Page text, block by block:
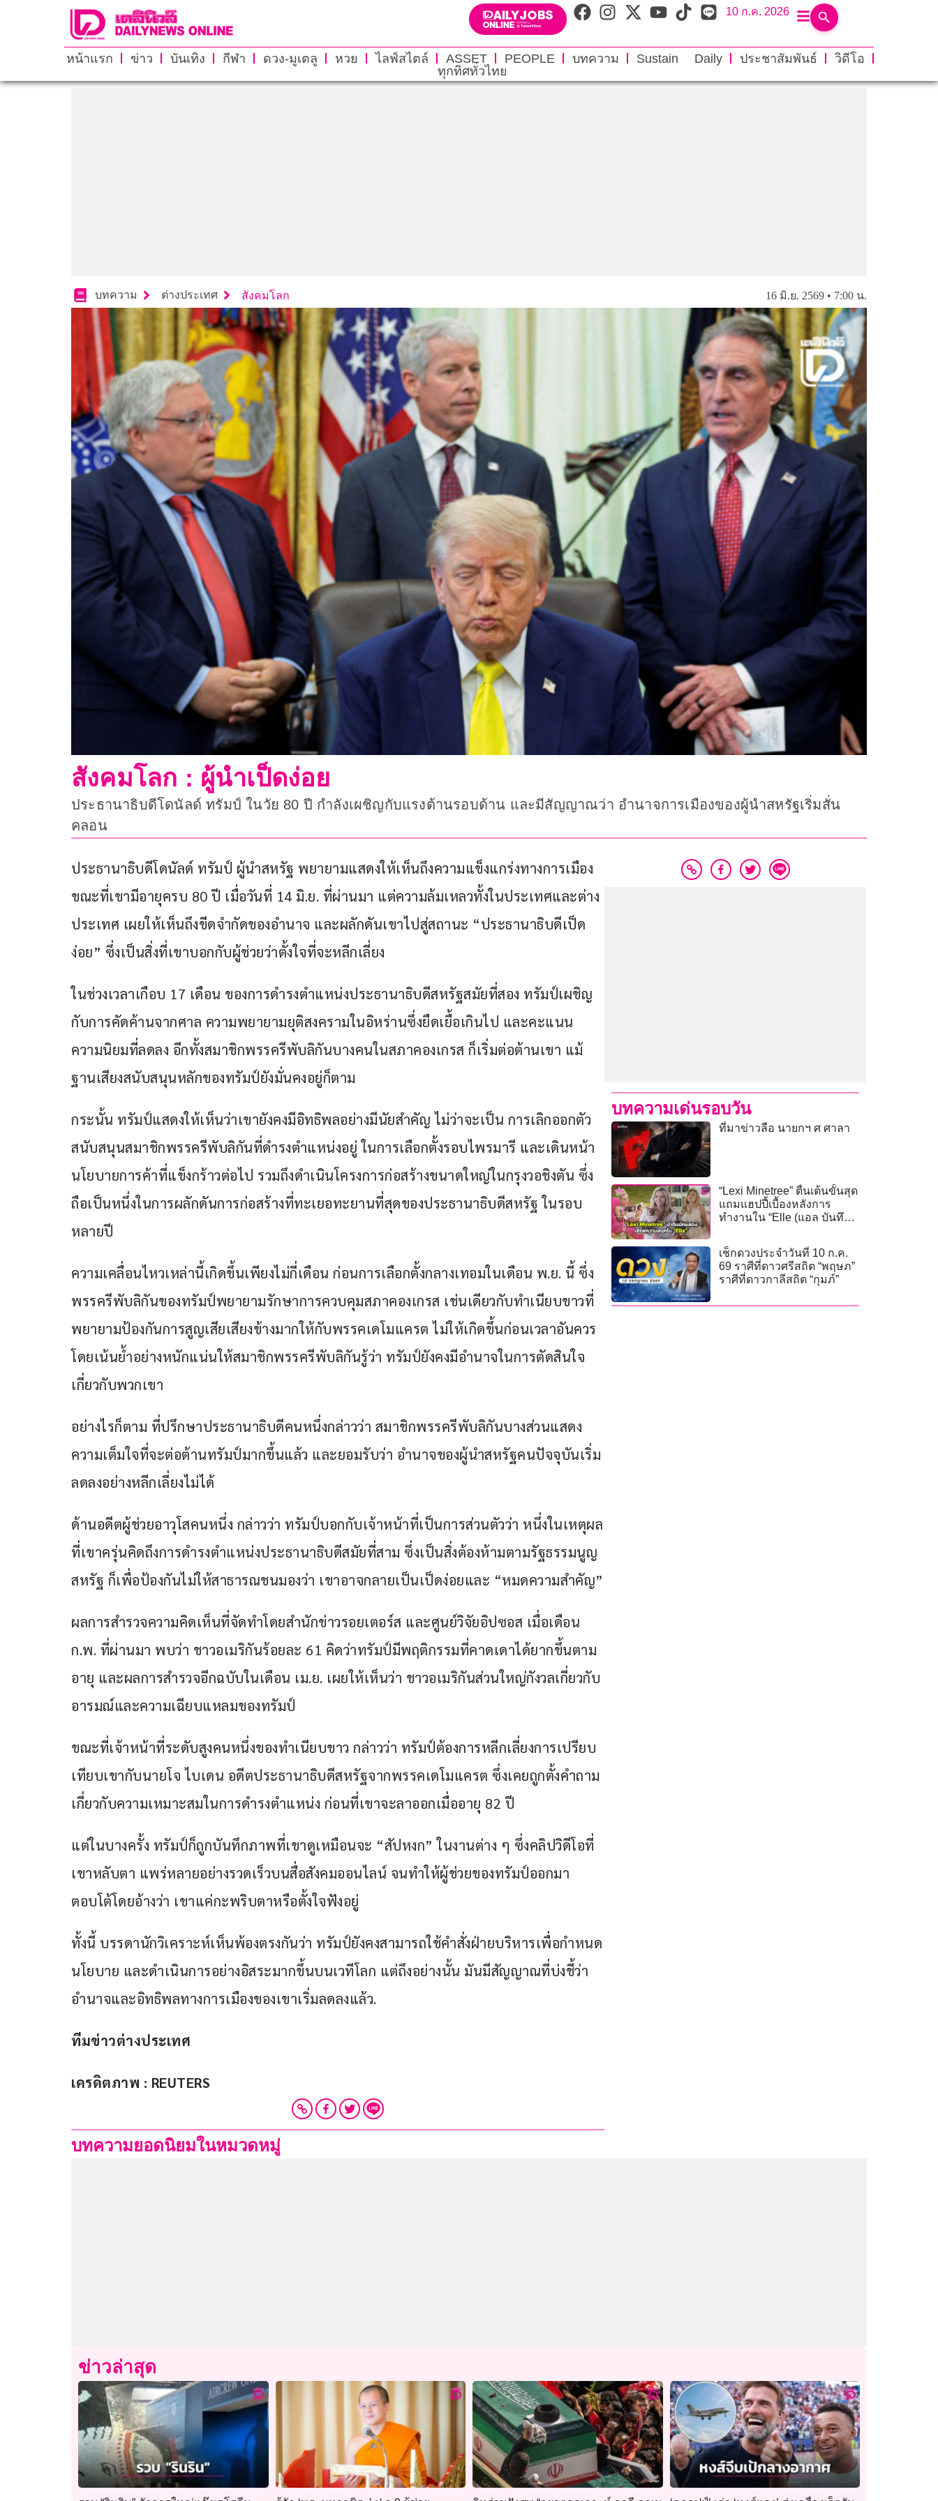
10 ก.ค. 2026
หน้าแรก ข่าว บันเทิง กีฬา ดวง-มูเตลู หวย ไลฟ์สไตล์ ASSET PEOPLE บทความ Sustain Daily ประชาสัมพันธ์
วิดีโอ
ทุกทิศทั่วไทย
บทความ ต่างประเทศ สังคมโลก 16 มิ.ย. 2569 • 7:00 น.
สังคมโลก : ผู้นำเป็ดง่อย
ประธานาธิบดีโดนัลด์ ทรัมป์ ในวัย 80 ปี กำลังเผชิญกับแรงต้านรอบด้าน และมีสัญญาณว่า อำนาจการเมืองของผู้นำสหรัฐเริ่มสั่น
คลอน
ประธานาธิบดีโดนัลด์ ทรัมป์ ผู้นำสหรัฐ พยายามแสดงให้เห็นถึงความแข็งแกร่งทางการเมือง
ขณะที่เขามีอายุครบ 80 ปี เมื่อวันที่ 14 มิ.ย. ที่ผ่านมา แต่ความล้มเหลวทั้งในประเทศและต่าง
ประเทศ เผยให้เห็นถึงขีดจำกัดของอำนาจ และผลักดันเขาไปสู่สถานะ “ประธานาธิบดีเป็ด
ง่อย” ซึ่งเป็นสิ่งที่เขาบอกกับผู้ช่วยว่าตั้งใจที่จะหลีกเลี่ยง
ในช่วงเวลาเกือบ 17 เดือน ของการดำรงตำแหน่งประธานาธิบดีสหรัฐสมัยที่สอง ทรัมป์เผชิญ
กับการคัดค้านจากศาล ความพยายามยุติสงครามในอิหร่านซึ่งยืดเยื้อเกินไป และคะแนน
ความนิยมที่ลดลง อีกทั้งสมาชิกพรรครีพับลิกันบางคนในสภาคองเกรส ก็เริ่มต่อต้านเขา แม้
ฐานเสียงสนับสนุนหลักของทรัมป์ยังมั่นคงอยู่ก็ตาม
กระนั้น ทรัมป์แสดงให้เห็นว่าเขายังคงมีอิทธิพลอย่างมีนัยสำคัญ ไม่ว่าจะเป็น การเลิกออกตัว
สนับสนุนสมาชิกพรรครีพับลิกันที่ดำรงตำแหน่งอยู่ ในการเลือกตั้งรอบไพรมารี และเดินหน้า
นโยบายการค้าที่แข็งกร้าวต่อไป รวมถึงดำเนินโครงการก่อสร้างขนาดใหญ่ในกรุงวอชิงตัน ซึ่ง
ถือเป็นหนึ่งในการผลักดันการก่อสร้างที่ทะเยอทะยานที่สุดของประธานาธิบดีสหรัฐ ในรอบ
หลายปี
ความเคลื่อนไหวเหล่านี้เกิดขึ้นเพียงไม่กี่เดือน ก่อนการเลือกตั้งกลางเทอมในเดือน พ.ย. นี้ ซึ่ง
พรรครีพับลิกันของทรัมป์พยายามรักษาการควบคุมสภาคองเกรส เช่นเดียวกับทำเนียบขาวที่
พยายามป้องกันการสูญเสียเสียงข้างมากให้กับพรรคเดโมแครต ไม่ให้เกิดขึ้นก่อนเวลาอันควร
โดยเน้นย้ำอย่างหนักแน่นให้สมาชิกพรรครีพับลิกันรู้ว่า ทรัมป์ยังคงมีอำนาจในการตัดสินใจ
เกี่ยวกับพวกเขา
อย่างไรก็ตาม ที่ปรึกษาประธานาธิบดีคนหนึ่งกล่าวว่า สมาชิกพรรครีพับลิกันบางส่วนแสดง
ความเต็มใจที่จะต่อต้านทรัมป์มากขึ้นแล้ว และยอมรับว่า อำนาจของผู้นำสหรัฐคนปัจจุบันเริ่ม
ลดลงอย่างหลีกเลี่ยงไม่ได้
ด้านอดีตผู้ช่วยอาวุโสคนหนึ่ง กล่าวว่า ทรัมป์บอกกับเจ้าหน้าที่เป็นการส่วนตัวว่า หนึ่งในเหตุผล
ที่เขาครุ่นคิดถึงการดำรงตำแหน่งประธานาธิบดีสมัยที่สาม ซึ่งเป็นสิ่งต้องห้ามตามรัฐธรรมนูญ
สหรัฐ ก็เพื่อป้องกันไม่ให้สาธารณชนมองว่า เขาอาจกลายเป็นเป็ดง่อยและ “หมดความสำคัญ”
ผลการสำรวจความคิดเห็นที่จัดทำโดยสำนักข่าวรอยเตอร์ส และศูนย์วิจัยอิปซอส เมื่อเดือน
ก.พ. ที่ผ่านมา พบว่า ชาวอเมริกันร้อยละ 61 คิดว่าทรัมป์มีพฤติกรรมที่คาดเดาได้ยากขึ้นตาม
อายุ และผลการสำรวจอีกฉบับในเดือน เม.ย. เผยให้เห็นว่า ชาวอเมริกันส่วนใหญ่กังวลเกี่ยวกับ
อารมณ์และความเฉียบแหลมของทรัมป์
ขณะที่เจ้าหน้าที่ระดับสูงคนหนึ่งของทำเนียบขาว กล่าวว่า ทรัมป์ต้องการหลีกเลี่ยงการเปรียบ
เทียบเขากับนายโจ ไบเดน อดีตประธานาธิบดีสหรัฐจากพรรคเดโมแครต ซึ่งเคยถูกตั้งคำถาม
เกี่ยวกับความเหมาะสมในการดำรงตำแหน่ง ก่อนที่เขาจะลาออกเมื่ออายุ 82 ปี
แต่ในบางครั้ง ทรัมป์ก็ถูกบันทึกภาพที่เขาดูเหมือนจะ “สัปหงก” ในงานต่าง ๆ ซึ่งคลิปวิดีโอที่
เขาหลับตา แพร่หลายอย่างรวดเร็วบนสื่อสังคมออนไลน์ จนทำให้ผู้ช่วยของทรัมป์ออกมา
ตอบโต้โดยอ้างว่า เขาแค่กะพริบตาหรือตั้งใจฟังอยู่
ทั้งนี้ บรรดานักวิเคราะห์เห็นพ้องตรงกันว่า ทรัมป์ยังคงสามารถใช้คำสั่งฝ่ายบริหารเพื่อกำหนด
นโยบาย และดำเนินการอย่างอิสระมากขึ้นบนเวทีโลก แต่ถึงอย่างนั้น มันมีสัญญาณที่บ่งชี้ว่า
อำนาจและอิทธิพลทางการเมืองของเขาเริ่มลดลงแล้ว.
ทีมข่าวต่างประเทศ
เครดิตภาพ : REUTERS
บทความยอดนิยมในหมวดหมู่
บทความเด่นรอบวัน
ที่มาข่าวลือ นายกฯ ศ ศาลา
“Lexi Minetree” ตื่นเต้นขั้นสุด
แถมแฮปปี้เบื้องหลังการ
ทำงานใน “Elle (แอล บันทึก
เช็กดวงประจำวันที่ 10 ก.ค.
69 ราศีที่ดาวศรีสถิต “พฤษภ”
ราศีที่ดาวกาลีสถิต “กุมภ์”
ข่าวล่าสุด